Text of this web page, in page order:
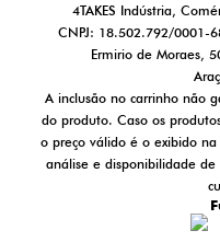
4TAKES Indústria,
CNPJ: 18.502.792/0001-
Ermirio de Moraes,
A inclusão no carrinho não
do produto. Caso os
o preço válido é o exibido
análise e disponibilidade de